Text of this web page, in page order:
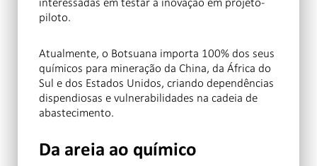
piloto.
Atualmente, o Botsuana importa 100% dos seus
químicos para mineração da China, da África do
Sul e dos Estados Unidos, criando dependências
dispendiosas e vulnerabilidades na cadeia de
abastecimento.
Da areia ao químico